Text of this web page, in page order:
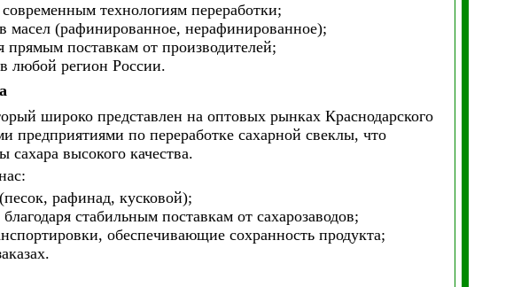
технологиям переработки;
масел (рафинированное, нерафинированное);
поставкам от производителей;
любой регион России.
широко представлен на оптовых рынках Краснодарского
предприятиями по переработке сахарной свеклы, что
высокого качества.
рафинад, кусковой);
стабильным поставкам от сахарозаводов;
обеспечивающие сохранность продукта;